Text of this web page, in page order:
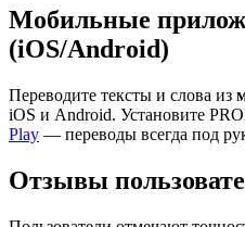
Мобильные
(iOS/Android)
Переводите тексты и слова из
iOS и Android. Установите
Play — переводы всегда под
Отзывы